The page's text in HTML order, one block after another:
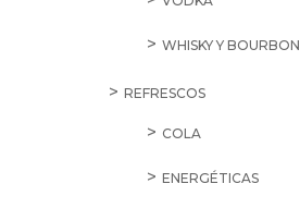
WHISKY Y BOURBON
REFRESCOS
COLA
ENERGÉTICAS